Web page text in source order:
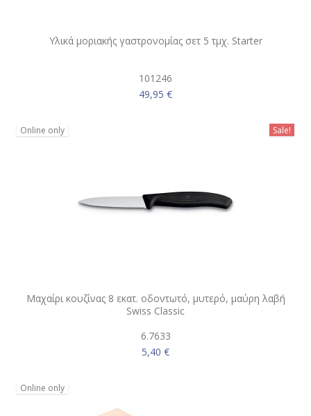
Υλικά μοριακής γαστρονομίας σετ 5 τμχ. Starter
101246
49,95 €
Online only Sale!
Μαχαίρι κουζίνας 8 εκατ. οδοντωτό, μυτερό, μαύρη λαβή
Swiss Classic
6.7633
5,40 €
Online only